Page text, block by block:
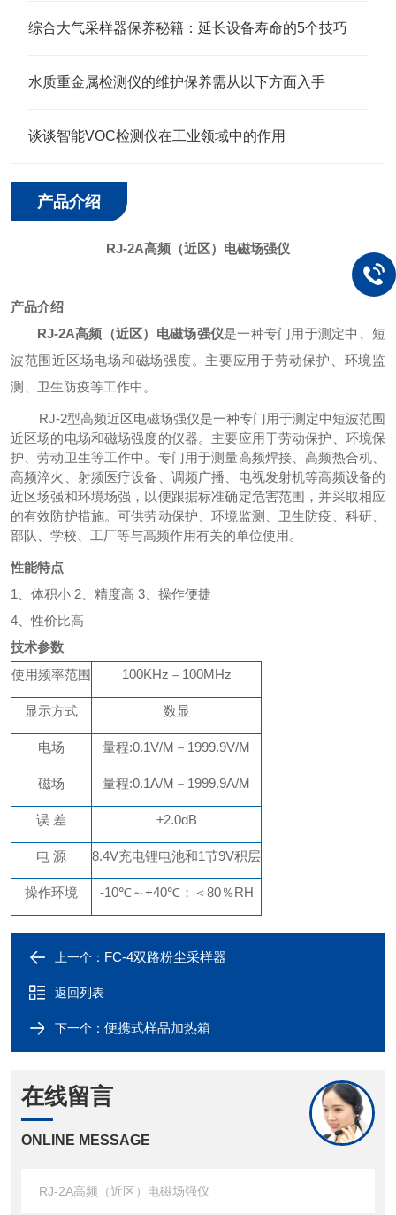
综合大气采样器保养秘籍：延长设备寿命的5个技巧
水质重金属检测仪的维护保养需从以下方面入手
谈谈智能VOC检测仪在工业领域中的作用
产品介绍
RJ-2A高频（近区）电磁场强仪
产品介绍
RJ-2A高频（近区）电磁场强仪是一种专门用于测定中、短
波范围近区场电场和磁场强度。主要应用于劳动保护、环境监
测、卫生防疫等工作中。
RJ-2型高频近区电磁场强仪是一种专门用于测定中短波范围
近区场的电场和磁场强度的仪器。 主要应用于劳动保护、环境保
护、劳动卫生等工作中。专门用于测量高频焊接、高频热合机、
高频淬火、射频医疗设备、调频广播、电视发射机等高频设备的
近区场强和环境场强，以便跟据标准确定危害范围，并采取相应
的有效防护措施。可供劳动保护、环境监测、卫生防疫、科研、
部队、学校、工厂等与高频作用有关的单位使用。
性能特点
1、 体积小 2 、精度高 3、 操作便捷
4、性价比高
技术参数
使用频率范围
100KHz－100MHz
显示方式 数显
电场 量程:0.1V/M－1999.9V/M
磁场 量程:0.1A/M－1999.9A/M
误 差 ±2.0dB
电 源 8.4V充电锂电池和1节9V积层
操作环境 -10℃～+40℃；＜80％RH
上一个： FC-4双路粉尘采样器
返回列表
下一个： 便携式样品加热箱
在线留言
ONLINE MESSAGE